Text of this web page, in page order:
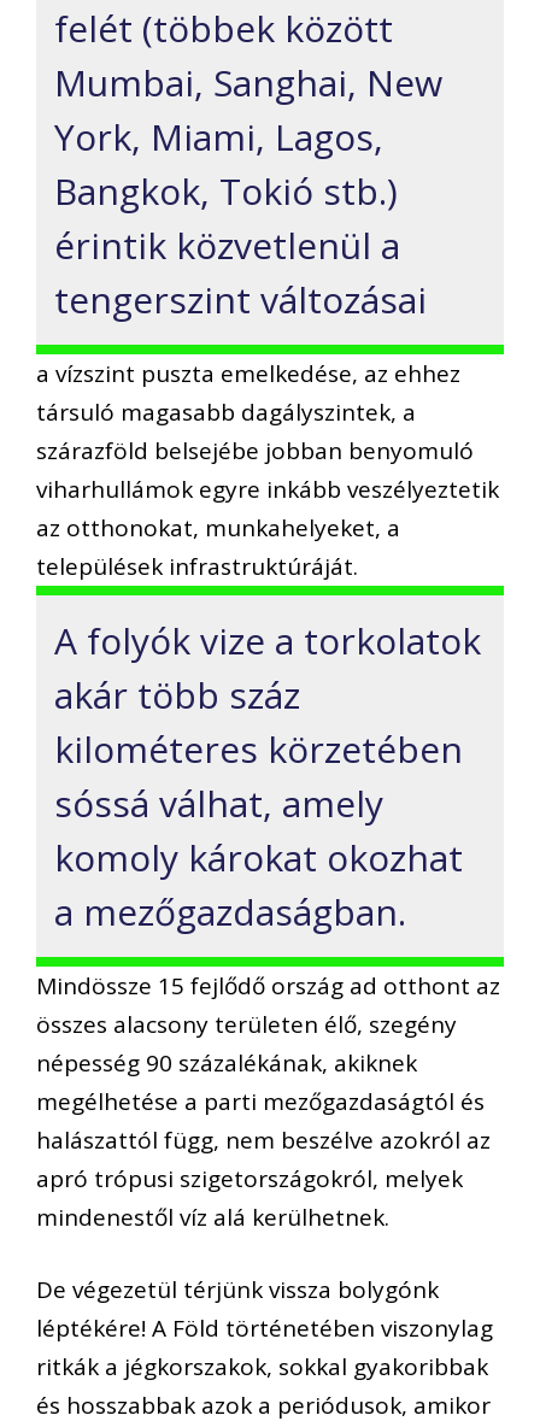
felét (többek között
Mumbai, Sanghai, New
York, Miami, Lagos,
Bangkok, Tokió stb.)
érintik közvetlenül a
tengerszint változásai
a vízszint puszta emelkedése, az ehhez
társuló magasabb dagályszintek, a
szárazföld belsejébe jobban benyomuló
viharhullámok egyre inkább veszélyeztetik
az otthonokat, munkahelyeket, a
települések infrastruktúráját.
A folyók vize a torkolatok
akár több száz
kilométeres körzetében
sóssá válhat, amely
komoly károkat okozhat
a mezőgazdaságban.
Mindössze 15 fejlődő ország ad otthont az
összes alacsony területen élő, szegény
népesség 90 százalékának, akiknek
megélhetése a parti mezőgazdaságtól és
halászattól függ, nem beszélve azokról az
apró trópusi szigetországokról, melyek
mindenestől víz alá kerülhetnek.
De végezetül térjünk vissza bolygónk
léptékére! A Föld történetében viszonylag
ritkák a jégkorszakok, sokkal gyakoribbak
és hosszabbak azok a periódusok, amikor